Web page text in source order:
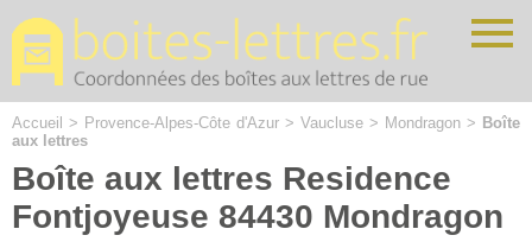
Accueil > Provence-Alpes-Côte d'Azur > Vaucluse > Mondragon > Boîte
aux lettres
Boîte aux lettres Residence
Fontjoyeuse 84430 Mondragon